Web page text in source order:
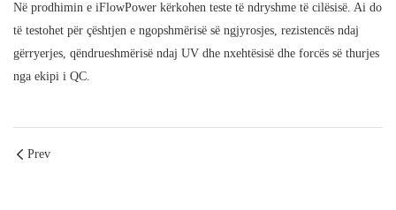
Në prodhimin e iFlowPower kërkohen teste të ndryshme të cilësisë. Ai do
të testohet për çështjen e ngopshmërisë së ngjyrosjes, rezistencës ndaj
gërryerjes, qëndrueshmërisë ndaj UV dhe nxehtësisë dhe forcës së thurjes
nga ekipi i QC.
Prev